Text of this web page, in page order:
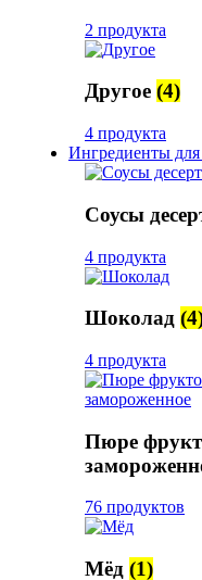
2 продукта
Другое (4)
4 продукта
Ингредиенты для
Соусы
4 продукта
Шоколад
4 продукта
Пюре
76 продуктов
Мёд (1)